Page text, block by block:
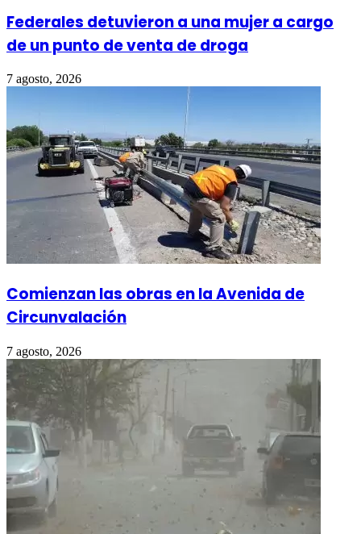
Federales detuvieron a una mujer a cargo
de un punto de venta de droga
7 agosto, 2026
Comienzan las obras en la Avenida de
Circunvalación
7 agosto, 2026